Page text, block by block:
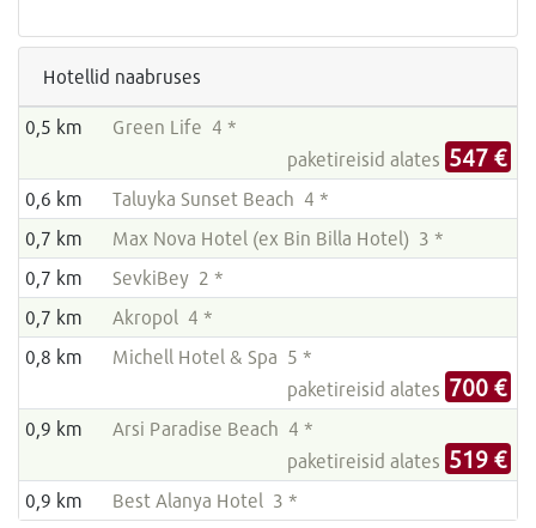
Hotellid naabruses
0,5 km
Green Life 4 *
paketireisid alates 547 €
0,6 km
Taluyka Sunset Beach 4 *
0,7 km
Max Nova Hotel (ex Bin Billa Hotel) 3 *
0,7 km
SevkiBey 2 *
0,7 km
Akropol 4 *
0,8 km
Michell Hotel & Spa 5 *
paketireisid alates 700 €
0,9 km
Arsi Paradise Beach 4 *
paketireisid alates 519 €
0,9 km Best Alanya Hotel 3 *